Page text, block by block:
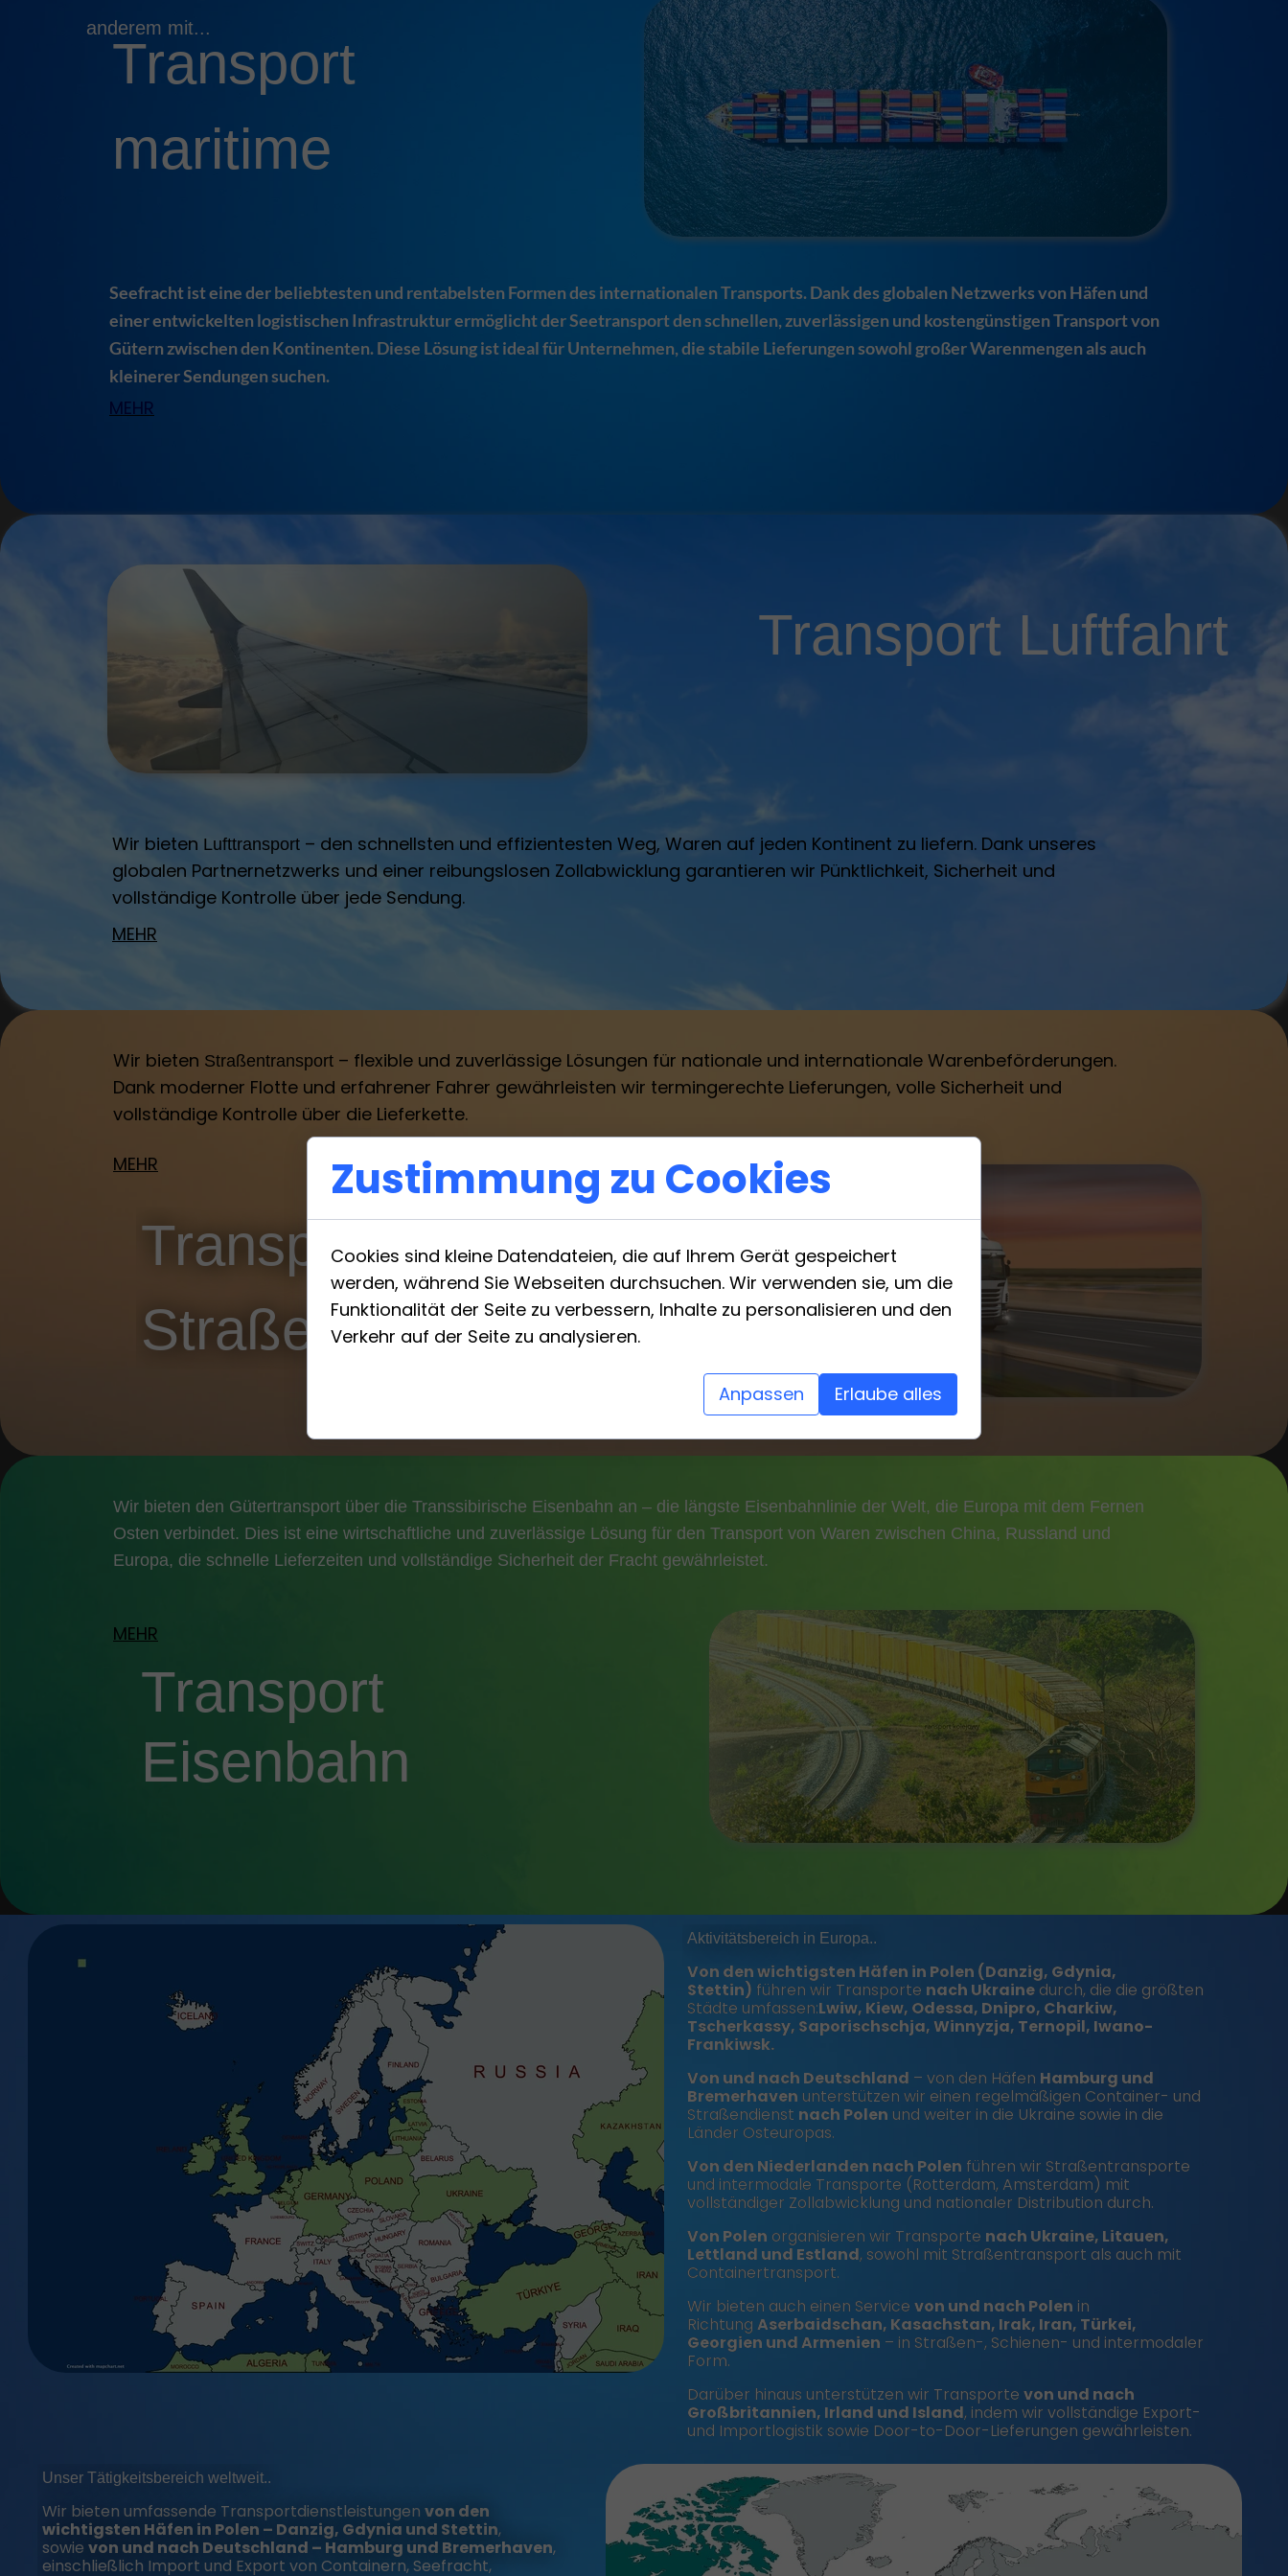
anderem mit...
MEHR
Seefracht ist eine der beliebtesten und rentabelsten Formen des internationalen Transports. Dank des globalen Netzwerks von Häfen und
einer entwickelten logistischen Infrastruktur ermöglicht der Seetransport den schnellen, zuverlässigen und kostengünstigen Transport von
Gütern zwischen den Kontinenten. Diese Lösung ist ideal für Unternehmen, die stabile Lieferungen sowohl großer Warenmengen als auch
kleinerer Sendungen suchen.
Transport
maritime
MEHR
Wir bieten Lufttransport – den schnellsten und effizientesten Weg, Waren auf jeden Kontinent zu liefern. Dank unseres
globalen Partnernetzwerks und einer reibungslosen Zollabwicklung garantieren wir Pünktlichkeit, Sicherheit und
vollständige Kontrolle über jede Sendung.
Transport Luftfahrt
MEHR
Wir bieten Straßentransport – flexible und zuverlässige Lösungen für nationale und internationale Warenbeförderungen.
Dank moderner Flotte und erfahrener Fahrer gewährleisten wir termingerechte Lieferungen, volle Sicherheit und
vollständige Kontrolle über die Lieferkette.
Transport
Straßen
MEHR
Wir bieten den Gütertransport über die Transsibirische Eisenbahn an – die längste Eisenbahnlinie der Welt, die Europa mit dem Fernen
Osten verbindet. Dies ist eine wirtschaftliche und zuverlässige Lösung für den Transport von Waren zwischen China, Russland und
Europa, die schnelle Lieferzeiten und vollständige Sicherheit der Fracht gewährleistet.
Transport
Eisenbahn
Aktivitätsbereich in Europa..
Von den wichtigsten Häfen in Polen (Danzig, Gdynia,
Stettin) führen wir Transporte nach Ukraine durch, die die größten
Städte umfassen:Lwiw, Kiew, Odessa, Dnipro, Charkiw,
Tscherkassy, Saporischschja, Winnyzja, Ternopil, Iwano-
Frankiwsk.
Von und nach Deutschland – von den Häfen Hamburg und
Bremerhaven unterstützen wir einen regelmäßigen Container- und
Straßendienst nach Polen und weiter in die Ukraine sowie in die
Länder Osteuropas.
Von den Niederlanden nach Polen führen wir Straßentransporte
und intermodale Transporte (Rotterdam, Amsterdam) mit
vollständiger Zollabwicklung und nationaler Distribution durch.
Von Polen organisieren wir Transporte nach Ukraine, Litauen,
Lettland und Estland, sowohl mit Straßentransport als auch mit
Containertransport.
Wir bieten auch einen Service von und nach Polen in
Richtung Aserbaidschan, Kasachstan, Irak, Iran, Türkei,
Georgien und Armenien – in Straßen-, Schienen- und intermodaler
Form.
Darüber hinaus unterstützen wir Transporte von und nach
Großbritannien, Irland und Island, indem wir vollständige Export-
und Importlogistik sowie Door-to-Door-Lieferungen gewährleisten.
Unser Tätigkeitsbereich weltweit..
Wir bieten umfassende Transportdienstleistungen von den
wichtigsten Häfen in Polen – Danzig, Gdynia und Stettin,
sowie von und nach Deutschland – Hamburg und Bremerhaven,
einschließlich Import und Export von Containern, Seefracht,
Zustimmung zu Cookies
Cookies sind kleine Datendateien, die auf Ihrem Gerät gespeichert
werden, während Sie Webseiten durchsuchen. Wir verwenden sie, um die
Funktionalität der Seite zu verbessern, Inhalte zu personalisieren und den
Verkehr auf der Seite zu analysieren.
Anpassen Erlaube alles